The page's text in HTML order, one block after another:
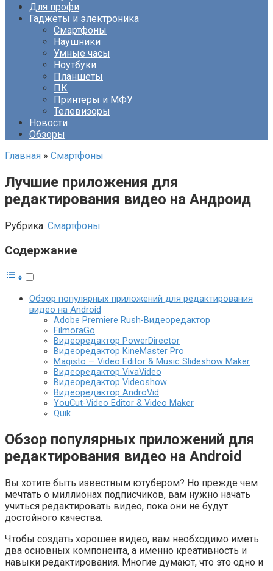
Для профи
Гаджеты и электроника
Смартфоны
Наушники
Умные часы
Ноутбуки
Планшеты
ПК
Принтеры и МФУ
Телевизоры
Новости
Обзоры
Главная » Смартфоны
Лучшие приложения для
редактирования видео на Андроид
Рубрика: Смартфоны
Содержание
Обзор популярных приложений для редактирования
видео на Android
Adobe Premiere Rush-Видеоредактор
FilmoraGo
Видеоредактор PowerDirector
Видеоредактор KineMaster Pro
Magisto — Video Editor & Music Slideshow Maker
Видеоредактор VivaVideo
Видеоредактор Videoshow
Видеоредактор AndroVid
YouCut-Video Editor & Video Maker
Quik
Обзор популярных приложений для
редактирования видео на Android
Вы хотите быть известным ютубером? Но прежде чем
мечтать о миллионах подписчиков, вам нужно начать
учиться редактировать видео, пока они не будут
достойного качества.
Чтобы создать хорошее видео, вам необходимо иметь
два основных компонента, а именно креативность и
навыки редактирования. Многие думают, что это одно и